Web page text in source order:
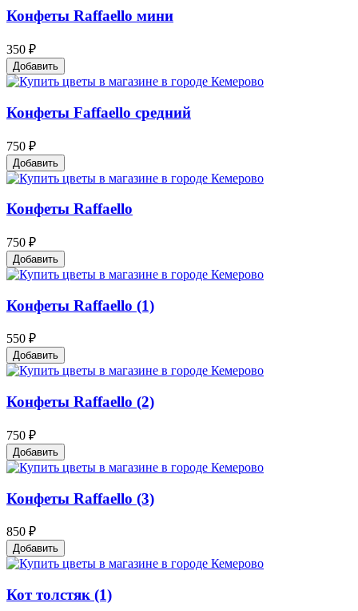
Конфеты Raffaello мини
350 ₽
Добавить
Конфеты Faffaello средний
750 ₽
Добавить
Конфеты Raffaello
750 ₽
Добавить
Конфеты Raffaello (1)
550 ₽
Добавить
Конфеты Raffaello (2)
750 ₽
Добавить
Конфеты Raffaello (3)
850 ₽
Добавить
Кот толстяк (1)